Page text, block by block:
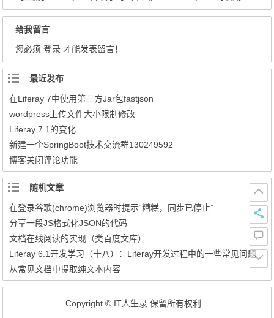
给我留言
您必须 登录 才能发表留言！
最近发布
在Liferay 7中使用第三方Jar包fastjson
wordpress上传文件大小限制修改
Liferay 7.1的变化
新建一个SpringBoot技术交流群130249592
博客关闭评论功能
随机文章
在登录谷歌(chrome)浏览器时提示“糟糕，同步已停止”
分享一段JS格式化JSON的代码
文档在线阅读的实现（类百度文库）
Liferay 6.1开发学习（十八）：Liferay开发过程中的一些常见问题
从常见文档中提取纯文本内容
Copyright © IT人生录 保留所有权利.